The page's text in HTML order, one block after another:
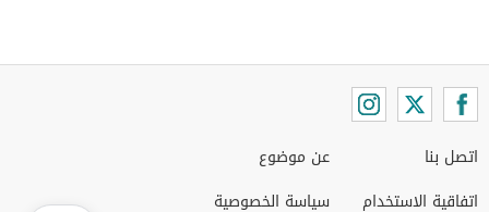
اتصل بنا
اتفاقية الاستخدام
عن موضوع
سياسة الخصوصية